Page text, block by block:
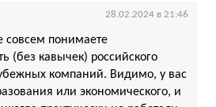
понимаете
(без кавычек) российского
компаний. Видимо, у вас
или экономического, и
28.02.2024 в 21:46